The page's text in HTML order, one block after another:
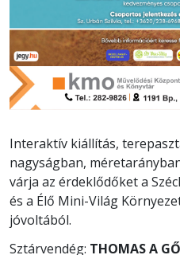
Interaktív kiállítás,
nagyságban,
várja az érdeklődőket a
és a Élő Mini-Világ
jóvoltából.
Sztárvendég: THOMAS A